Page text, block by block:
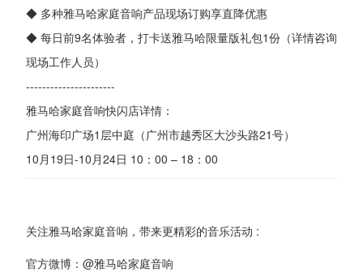
◆ 多种雅马哈家庭音响产品现场订购享直降优惠
◆ 每日前9名体验者，打卡送雅马哈限量版礼包1份（详情咨询
现场工作人员）
----------------------
雅马哈家庭音响快闪店详情：
广州海印广场1层中庭（广州市越秀区大沙头路21号）
10月19日-10月24日 10：00 – 18：00
关注雅马哈家庭音响，带来更精彩的音乐活动 :
官方微博：@雅马哈家庭音响